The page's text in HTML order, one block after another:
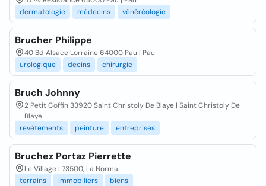
dermatologie
médecins vénéréologie
Brucher Philippe
40 Bd Alsace Lorraine 64000 Pau | Pau
urologique
decins chirurgie
Bruch Johnny
2 Petit Coffin 33920 Saint Christoly De Blaye | Saint Christoly De
Blaye
revêtements
peinture entreprises
Bruchez Portaz Pierrette
Le Village | 73500, La Norma
terrains
immobiliers biens